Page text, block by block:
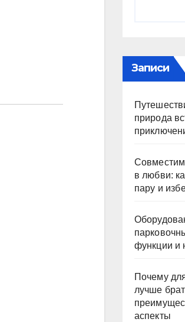
Записи
природа
в любви:
пару и
функции и
Почему
лучше
аспекты